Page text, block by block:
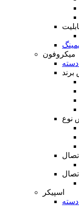
میکروفون
دسته
نوع
اسپیکر
دسته